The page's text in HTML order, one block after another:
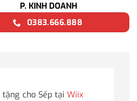
P. KINH DOANH
0383.666.888
tặng cho Sếp tại Wiix